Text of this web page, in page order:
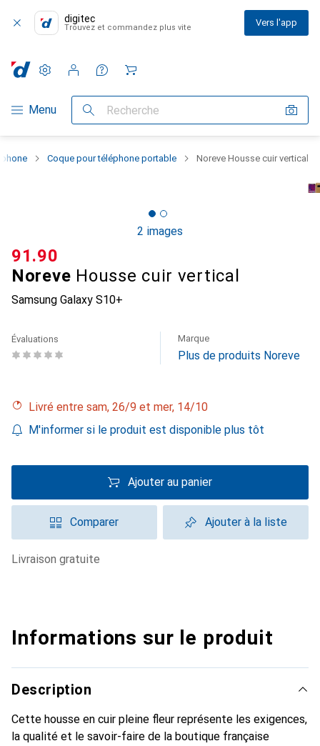
digitec
Trouvez et commandez plus vite Vers l'app
Navigation par catégorie
Menu Recherche
Paramètres
Compte client
Listes de comparaison
Listes d'envies
Panier
Coque pour téléphone portable Noreve Housse cuir vertical
2 images
Noreve Housse cuir vertical
Samsung Galaxy S10+
CHF
91.90
Évaluations Marque
Plus de produits Noreve
Livré entre sam, 26/9 et mer, 14/10
M'informer si le produit est disponible plus tôt
Ajouter au panier
Comparer Ajouter à la liste
livraison gratuite
Informations sur le produit
Description
Cette housse en cuir pleine fleur représente les exigences,
la qualité et le savoir-faire de la boutique française